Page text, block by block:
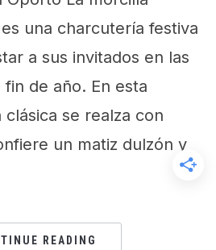
una charcutería festiva
a sus invitados en las
de año. En esta
se realza con
un matiz dulzón y
READING